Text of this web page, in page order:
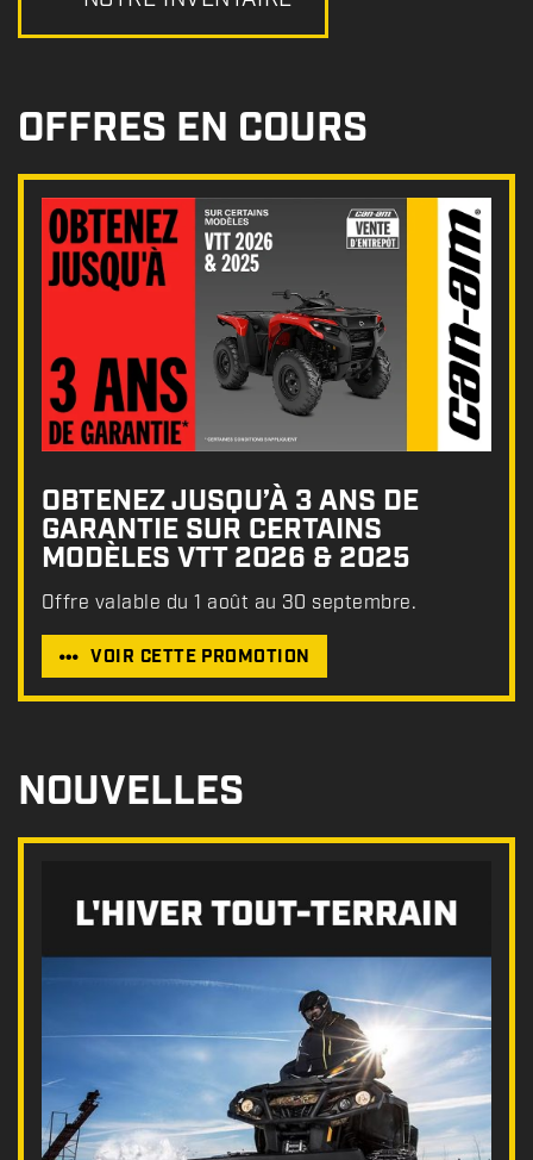
OFFRES EN COURS
OBTENEZ JUSQU’À 3 ANS DE
GARANTIE SUR CERTAINS
MODÈLES VTT 2026 & 2025
Offre valable du 1 août au 30 septembre.
VOIR CETTE PROMOTION
NOUVELLES